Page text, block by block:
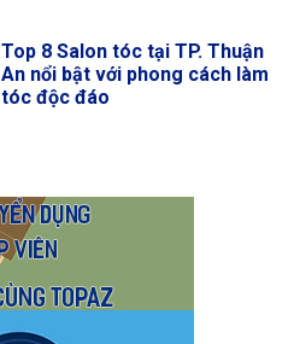
Top 8 Salon tóc tại TP. Thuận
An nổi bật với phong cách làm
tóc độc đáo